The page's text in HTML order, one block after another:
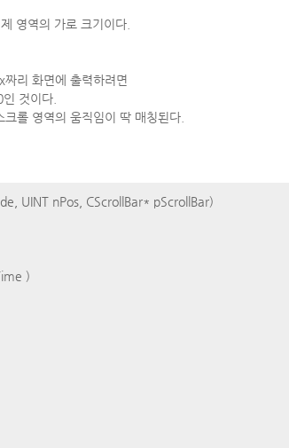
영역의 가로 크기이다.
리 화면에 출력하려면
것이다.
롤 영역의 움직임이 딱 매칭된다.
UINT nPos, CScrollBar* pScrollBar)
)